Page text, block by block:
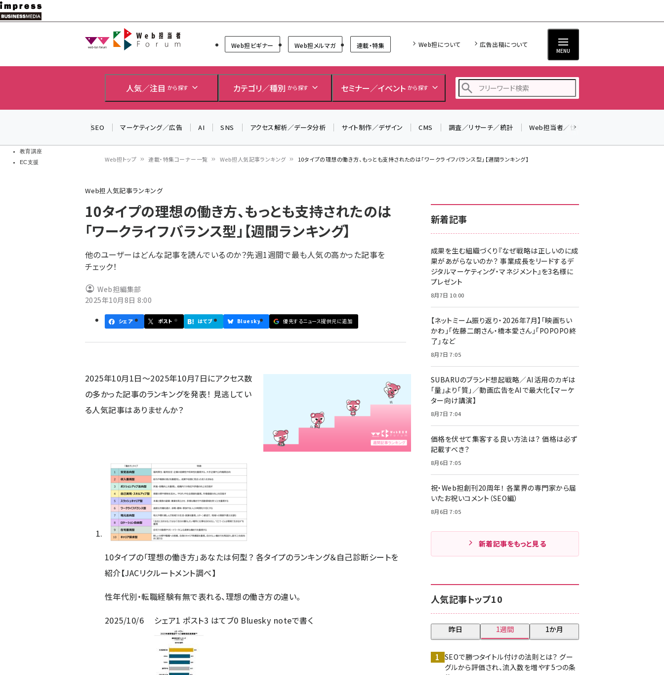
メ
イ
教育講座
EC支援
Web担当者Forum
Web担ビギナー Web担メルマガ 連載・特集 Web担について 広告出稿について
MENU
人気／注目 から探す カテゴリ／種別 から探す セミナー／イベント から探す
ai (2820)
z世代 (1629)
meo (1281)
llmo (1167)
SEO マーケティング／広告 AI SNS アクセス解析／データ分析 サイト制作／デザイン CMS 調査／リサーチ／統計 Web担当者／仕事
ン
く
ず
Web担トップ 連載・特集コーナー一覧 Web担人気記事ランキング 10タイプの理想の働き方、もっとも支持されたのは「ワークライフバランス型」【週間ランキング】
Web担人気記事ランキング
10タイプの理想の働き方、もっとも支持されたのは
「ワークライフバランス型」【週間ランキング】
他のユーザーはどんな記事を読んでいるのか？先週1週間で最も人気の高かった記事を
チェック！
Web担編集部
2025年10月8日 8:00
シェア ポスト はてブ Bluesky 優先するニュース提供元に追加
2025年10月1日～2025年10月7日にアクセス数
の多かった記事のランキングを発表！ 見逃してい
る人気記事はありませんか？
10タイプの「理想の働き方」あなたは何型？ 各タイプのランキング＆自己診断シートを
紹介【JACリクルートメント調べ】
性年代別・転職経験有無で表れる、理想の働き方の違い。
2025/10/6
シェア1 ポスト3 はてブ0 Bluesky noteで書く
新着記事
成果を生む組織づくり『なぜ戦略は正しいのに成
果があがらないのか？ 事業成長をリードするデ
ジタルマーケティング・マネジメント』を3名様に
プレゼント
8月7日 10:00
【ネットミーム振り返り・2026年7月】「映画ちい
かわ」「佐藤二朗さん・橋本愛さん」「POPOPO終
了」など
8月7日 7:05
SUBARUのブランド想起戦略／AI活用のカギは
「量」より「質」／動画広告をAIで最大化【マーケ
ター向け講演】
8月7日 7:04
価格を伏せて集客する良い方法は？ 価格は必ず
記載すべき？
8月6日 7:05
祝・Web担創刊20周年！ 各業界の専門家から届
いたお祝いコメント（SEO編）
8月6日 7:05
新着記事をもっと見る
人気記事トップ10
昨日 1週間 1か月
SEOで勝つタイトル付けの法則とは？ グー
グルから評価され、流入数を増やす5つの条
＼ 8月27日開催、申し込み受付中！ ／
2026」開催！
▼申し込みはこちらから▼